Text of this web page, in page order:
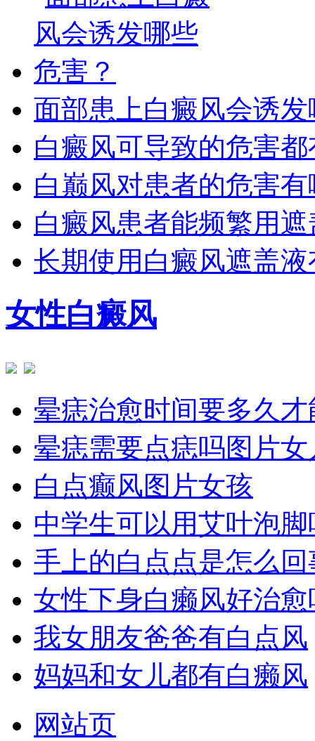
面部患上白癜风会诱
白癜风可导致的危害
白巅风对患者的危害
白癜风患者能频繁用
长期使用白癜风遮盖
女性白癜风
晕痣治愈时间要多久
晕痣需要点痣吗图片女
白点癫风图片女孩
中学生可以用艾叶泡
手上的白点点是怎么
女性下身白癞风好治愈
我女朋友爸爸有白点风
妈妈和女儿都有白癞风
网站页